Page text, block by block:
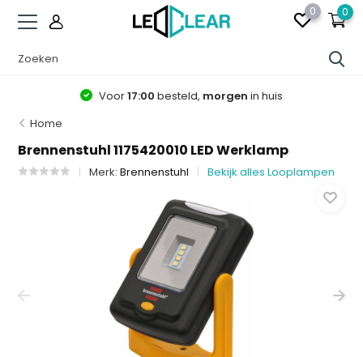
0 0
Voor17:00 besteld, morgen in huis
Home
Brennenstuhl 1175420010 LED Werklamp
Merk:Brennenstuhl Bekijk alles Looplampen